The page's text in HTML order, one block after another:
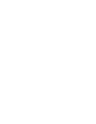
teléfono para que
que lo activara a las 8 de
prendió el teléfono, de
no nos buscarán a las
Los músicos, quienes